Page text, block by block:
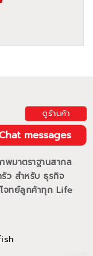
ดูร้านค้า
messages
มาตราฐานสากล
ว สำหรับ ธุรกิจ
จทย์ลูกค้าทุก Life